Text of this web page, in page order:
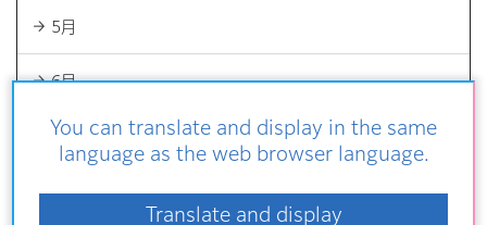
You can translate and display in the same
language as the web browser language.
Translate and display
5月
6月
7月